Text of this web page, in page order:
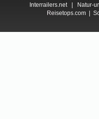
Interrailers.net| Natur-
Reisetops.com